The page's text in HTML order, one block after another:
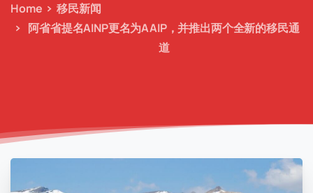
Home
移民新闻
阿省省提名AINP更名为AAIP，并推出两个全新的移民通
道